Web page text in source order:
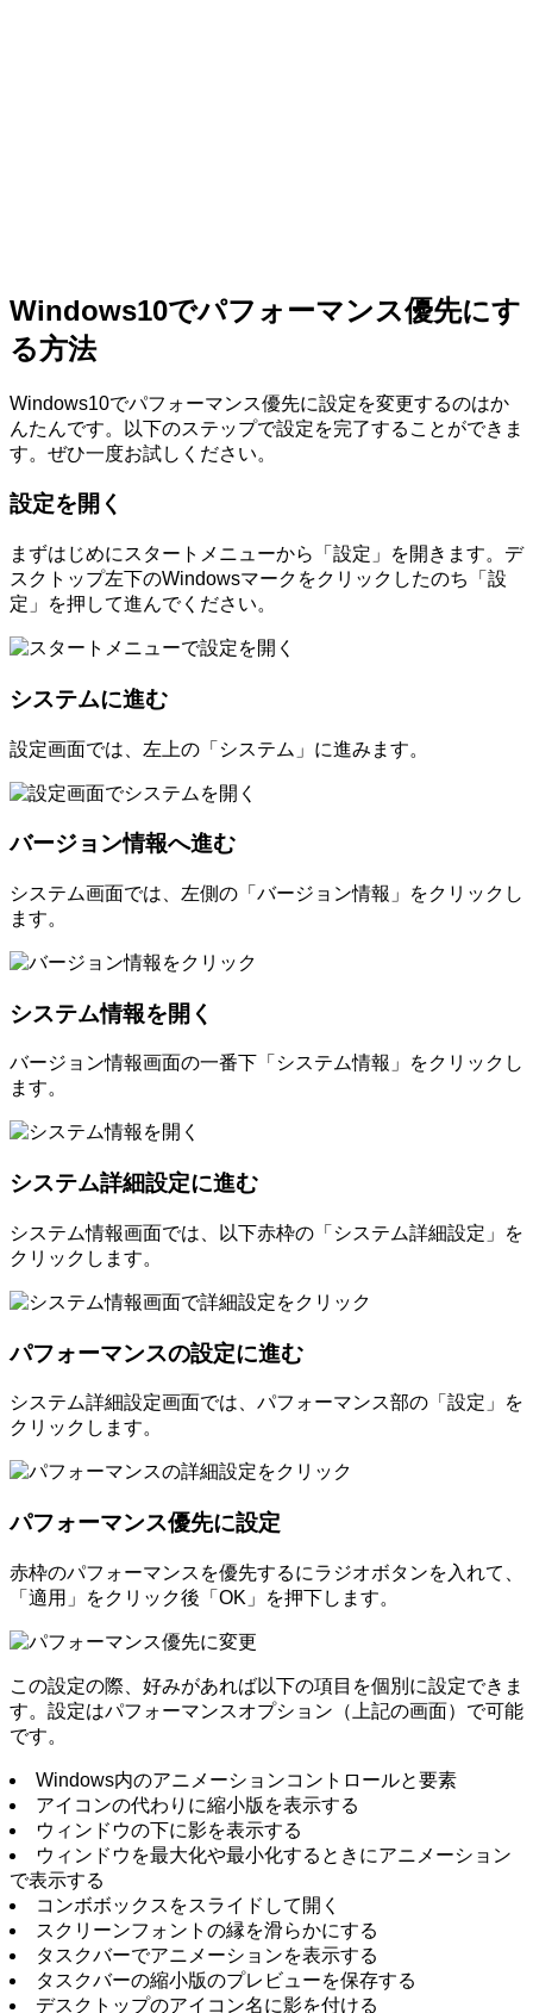
Windows10でパフォーマンス優先にす
る方法
Windows10でパフォーマンス優先に設定を変更するのはか
んたんです。以下のステップで設定を完了することができま
す。ぜひ一度お試しください。
設定を開く
まずはじめにスタートメニューから「設定」を開きます。デ
スクトップ左下のWindowsマークをクリックしたのち「設
定」を押して進んでください。
システムに進む
設定画面では、左上の「システム」に進みます。
バージョン情報へ進む
システム画面では、左側の「バージョン情報」をクリックし
ます。
システム情報を開く
バージョン情報画面の一番下「システム情報」をクリックし
ます。
システム詳細設定に進む
システム情報画面では、以下赤枠の「システム詳細設定」を
クリックします。
パフォーマンスの設定に進む
システム詳細設定画面では、パフォーマンス部の「設定」を
クリックします。
パフォーマンス優先に設定
赤枠のパフォーマンスを優先するにラジオボタンを入れて、
「適用」をクリック後「OK」を押下します。
この設定の際、好みがあれば以下の項目を個別に設定できま
す。設定はパフォーマンスオプション（上記の画面）で可能
です。
Windows内のアニメーションコントロールと要素
アイコンの代わりに縮小版を表示する
ウィンドウの下に影を表示する
ウィンドウを最大化や最小化するときにアニメーション
で表示する
コンボボックスをスライドして開く
スクリーンフォントの縁を滑らかにする
タスクバーでアニメーションを表示する
タスクバーの縮小版のプレビューを保存する
デスクトップのアイコン名に影を付ける